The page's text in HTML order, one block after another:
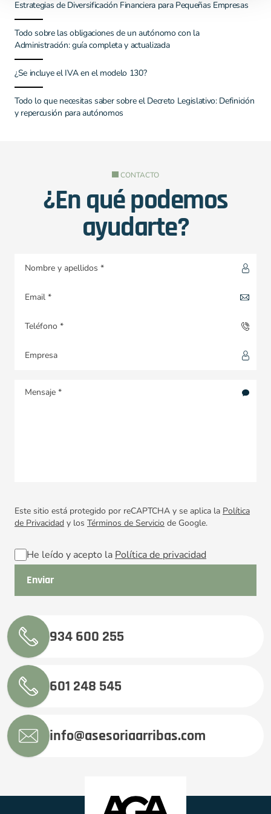
Estrategias de Diversificación Financiera para Pequeñas Empresas
Todo sobre las obligaciones de un autónomo con la
Administración: guía completa y actualizada
¿Se incluye el IVA en el modelo 130?
Todo lo que necesitas saber sobre el Decreto Legislativo: Definición
y repercusión para autónomos
CONTACTO
¿En qué podemos
ayudarte?
Este sitio está protegido por reCAPTCHA y se aplica la Política
de Privacidad y los Términos de Servicio de Google.
He leído y acepto la Política de privacidad
934 600 255
601 248 545
info@asesoriaarribas.com